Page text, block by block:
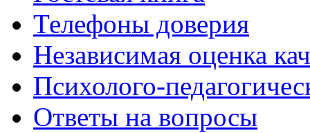
Телефоны доверия
Независимая оценка
Психолого-
Ответы на вопросы